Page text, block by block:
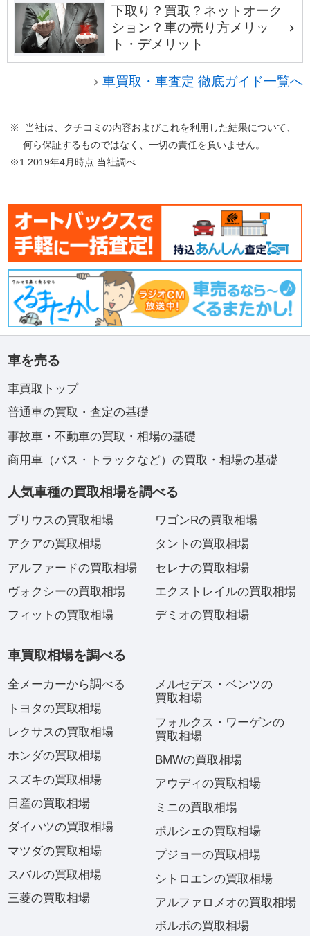
下取り？買取？ネットオーク
ション？車の売り方メリッ
ト・デメリット
車買取・車査定 徹底ガイド一覧へ
※ 当社は、クチコミの内容およびこれを利用した結果について、
何ら保証するものではなく、一切の責任を負いません。
※1 2019年4月時点 当社調べ
車を売る
車買取トップ
普通車の買取・査定の基礎
事故車・不動車の買取・相場の基礎
商用車（バス・トラックなど）の買取・相場の基礎
人気車種の買取相場を調べる
プリウスの買取相場
アクアの買取相場
アルファードの買取相場
ヴォクシーの買取相場
フィットの買取相場
ワゴンRの買取相場
タントの買取相場
セレナの買取相場
エクストレイルの買取相場
デミオの買取相場
車買取相場を調べる
全メーカーから調べる
トヨタの買取相場
レクサスの買取相場
ホンダの買取相場
スズキの買取相場
日産の買取相場
ダイハツの買取相場
マツダの買取相場
スバルの買取相場
三菱の買取相場
メルセデス・ベンツの
買取相場
フォルクス・ワーゲンの
買取相場
BMWの買取相場
アウディの買取相場
ミニの買取相場
ポルシェの買取相場
プジョーの買取相場
シトロエンの買取相場
アルファロメオの買取相場
ボルボの買取相場